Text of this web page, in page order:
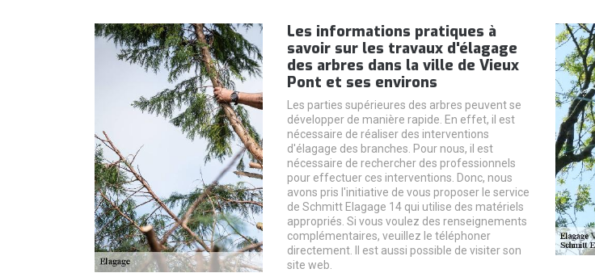
Les informations pratiques à
savoir sur les travaux d'élagage
des arbres dans la ville de Vieux
Pont et ses environs
Les parties supérieures des arbres peuvent se
développer de manière rapide. En effet, il est
nécessaire de réaliser des interventions
d'élagage des branches. Pour nous, il est
nécessaire de rechercher des professionnels
pour effectuer ces interventions. Donc, nous
avons pris l'initiative de vous proposer le service
de Schmitt Elagage 14 qui utilise des matériels
appropriés. Si vous voulez des renseignements
complémentaires, veuillez le téléphoner
directement. Il est aussi possible de visiter son
site web.